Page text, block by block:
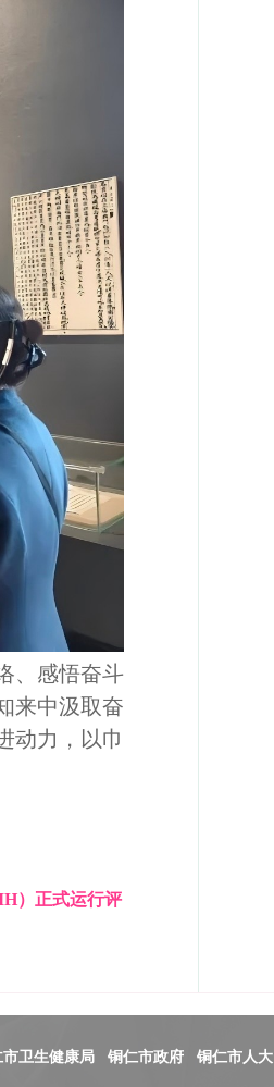
、感悟奋斗
来中汲取奋
动力，以巾
）正式运行评
市卫生健康局 铜仁市政府 铜仁市人大